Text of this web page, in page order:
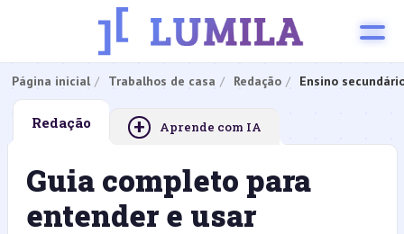
Página inicial Trabalhos de casa Redação Ensino
Redação + Aprende com IA
Guia completo para
entender e usar